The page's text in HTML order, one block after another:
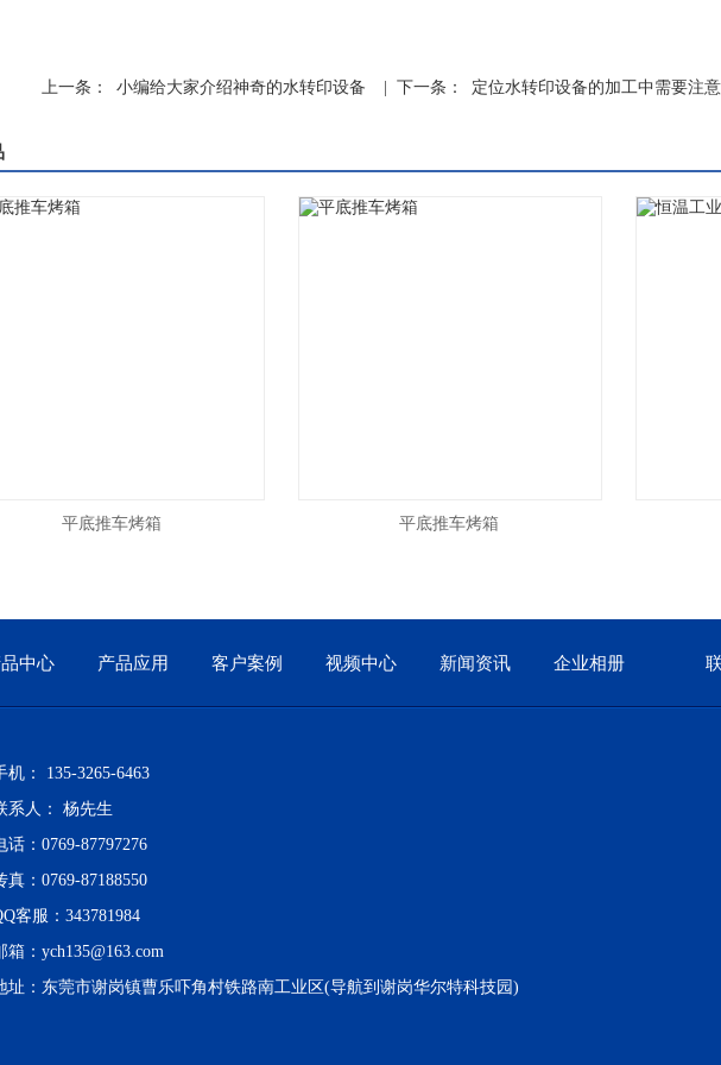
上一条： 小编给大家介绍神奇的水转印设备 | 下一条： 定位水转印设备的加工中需要注
平底推车烤箱 平底推车烤箱
中心 产品应用 客户案例 视频中心 新闻资讯 企业相册
机： 135-3265-6463
系人： 杨先生
话：0769-87797276
真：0769-87188550
客服：343781984
箱： ych135@163.com
址：东莞市谢岗镇曹乐吓角村铁路南工业区(导航到谢岗华尔特科技园)